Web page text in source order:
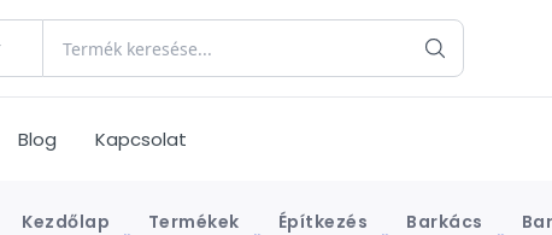
Blog Kapcsolat
Kezdőlap Termékek Építkezés Barkács